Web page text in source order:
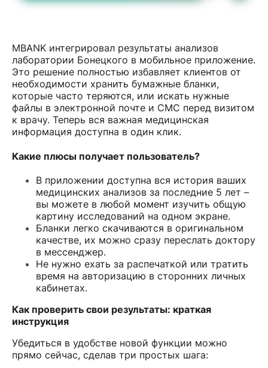
MBANK интегрировал результаты анализов
лаборатории Бонецкого в мобильное приложение.
Это решение полностью избавляет клиентов от
необходимости хранить бумажные бланки,
которые часто теряются, или искать нужные
файлы в электронной почте и СМС перед визитом
к врачу. Теперь вся важная медицинская
информация доступна в один клик.
Какие плюсы получает пользователь?
В приложении доступна вся история ваших
медицинских анализов за последние 5 лет –
вы можете в любой момент изучить общую
картину исследований на одном экране.
Бланки легко скачиваются в оригинальном
качестве, их можно сразу переслать доктору
в мессенджер.
Не нужно ехать за распечаткой или тратить
время на авторизацию в сторонних личных
кабинетах.
Как проверить свои результаты: краткая
инструкция
Убедиться в удобстве новой функции можно
прямо сейчас, сделав три простых шага: